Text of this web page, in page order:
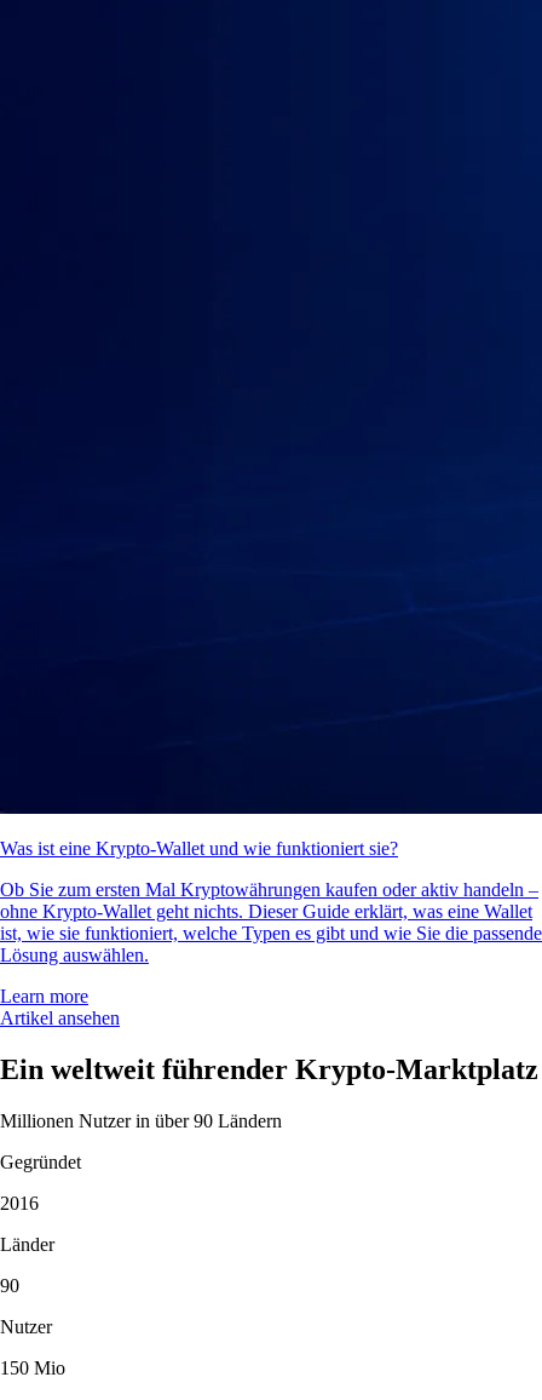
Was ist eine Krypto-Wallet und wie funktioniert sie?
Ob Sie zum ersten Mal Kryptowährungen kaufen oder aktiv handeln –
ohne Krypto-Wallet geht nichts. Dieser Guide erklärt, was eine Wallet
ist, wie sie funktioniert, welche Typen es gibt und wie Sie die passende
Lösung auswählen.
Learn more
Artikel ansehen
Ein weltweit führender Krypto-Marktplatz
Millionen Nutzer in über 90 Ländern
Gegründet
2016
Länder
90
Nutzer
150 Mio